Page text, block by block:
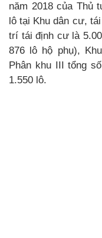
năm 2018 của Thủ
lô tại Khu dân cư,
trí tái định cư là
876 lô hộ phụ),
Phân khu III tổng
1.550 lô.